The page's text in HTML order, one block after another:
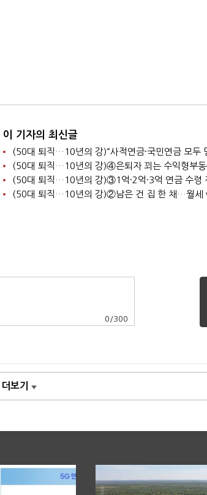
이 기자의 최신글
(50대 퇴직…10년의 강)③1억·2억·3억 연금 수령
0 /300
보기